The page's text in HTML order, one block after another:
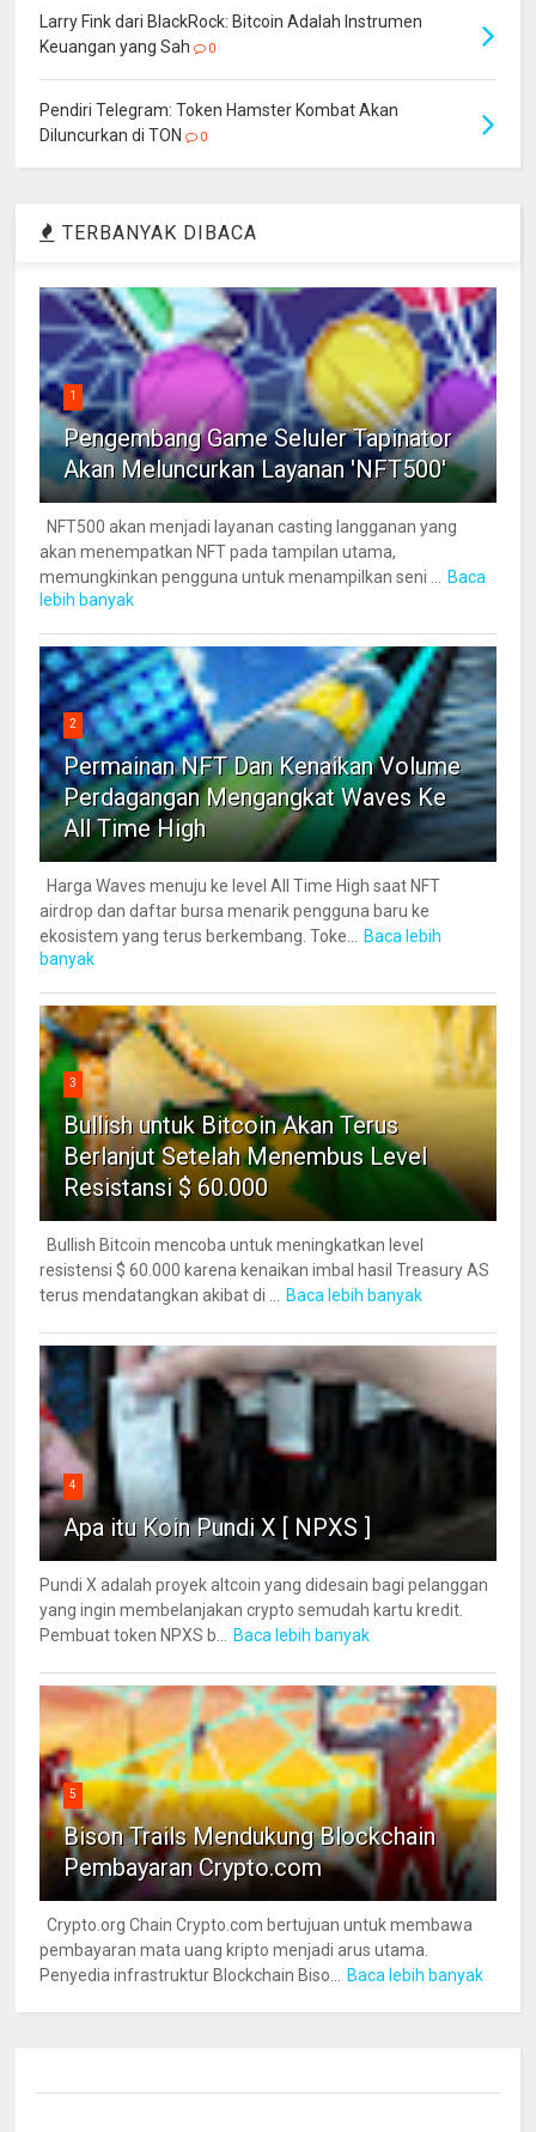
Larry Fink dari BlackRock: Bitcoin Adalah Instrumen
Keuangan yang Sah
0
Pendiri Telegram: Token Hamster Kombat Akan
Diluncurkan di TON
0
TERBANYAK DIBACA
1
Pengembang Game Seluler Tapinator
Akan Meluncurkan Layanan 'NFT500'
NFT500 akan menjadi layanan casting langganan yang
akan menempatkan NFT pada tampilan utama,
memungkinkan pengguna untuk menampilkan seni ...
Baca
lebih banyak
2
Permainan NFT Dan Kenaikan Volume
Perdagangan Mengangkat Waves Ke
All Time High
Harga Waves menuju ke level All Time High saat NFT
airdrop dan daftar bursa menarik pengguna baru ke
ekosistem yang terus berkembang. Toke...
Baca lebih
banyak
3
Bullish untuk Bitcoin Akan Terus
Berlanjut Setelah Menembus Level
Resistansi $ 60.000
Bullish Bitcoin mencoba untuk meningkatkan level
resistensi $ 60.000 karena kenaikan imbal hasil Treasury AS
terus mendatangkan akibat di ...
Baca lebih banyak
4
Apa itu Koin Pundi X [ NPXS ]
Pundi X adalah proyek altcoin yang didesain bagi pelanggan
yang ingin membelanjakan crypto semudah kartu kredit.
Pembuat token NPXS b...
Baca lebih banyak
5
Bison Trails Mendukung Blockchain
Pembayaran Crypto.com
Crypto.org Chain Crypto.com bertujuan untuk membawa
pembayaran mata uang kripto menjadi arus utama.
Penyedia infrastruktur Blockchain Biso...
Baca lebih banyak